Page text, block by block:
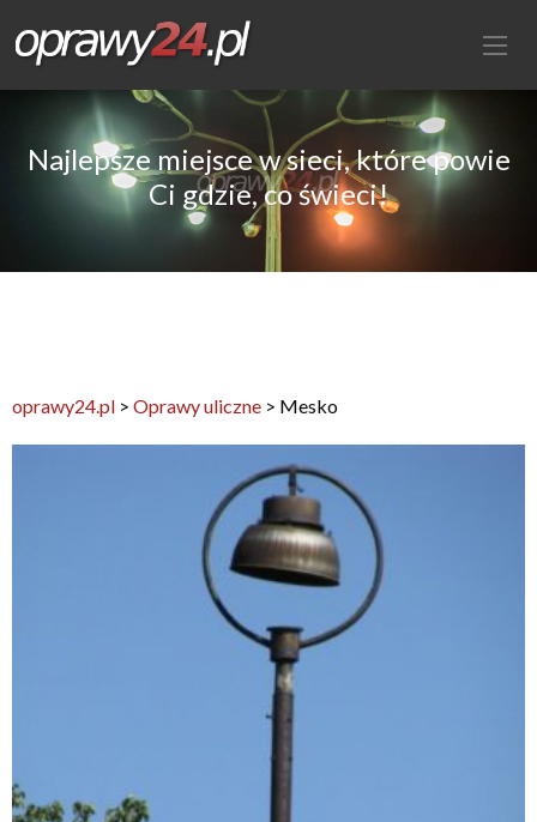
Najlepsze miejsce w sieci, które powie
Ci gdzie, co świeci!
oprawy24.pl > Oprawy uliczne > Mesko